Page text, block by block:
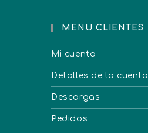
MENU CLIENTES
Mi cuenta
Detalles de la cuenta
Descargas
Pedidos